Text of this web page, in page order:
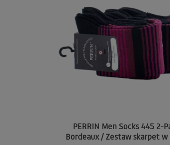
PERRIN Men Socks 445 2-
Bordeaux / Zestaw skarpet w